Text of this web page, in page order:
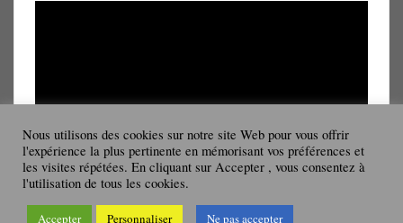
Lecteur
00:00 08:19
Nous utilisons des cookies sur notre site Web pour vous offrir
l'expérience la plus pertinente en mémorisant vos préférences et
les visites répétées. En cliquant sur Accepter , vous consentez à
l'utilisation de tous les cookies.
Accepter Personnaliser Ne pas accepter